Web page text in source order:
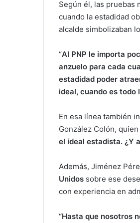
Según él, las pruebas
cuando la estadidad
alcalde simbolizaban
“Al PNP le importa
anzuelo para cada
estadidad poder
ideal, cuando es todo
En esa línea también
González Colón, quien
el ideal estadista. ¿Y
Además, Jiménez
Unidos sobre ese
con experiencia en
“Hasta que nosotros